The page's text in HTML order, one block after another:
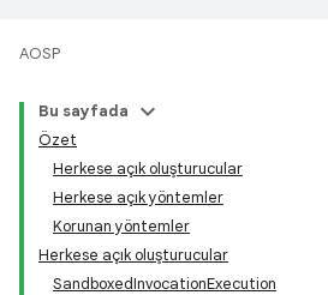
AOSP
Bu sayfada
Özet
Herkese açık oluşturucular
Herkese açık yöntemler
Korunan yöntemler
Herkese açık oluşturucular
SandboxedInvocationExecution